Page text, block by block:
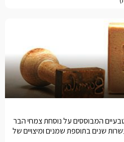
המבוססים על נוסחת צמחי הבר
שנים בתוספת שמנים ומיצויים של